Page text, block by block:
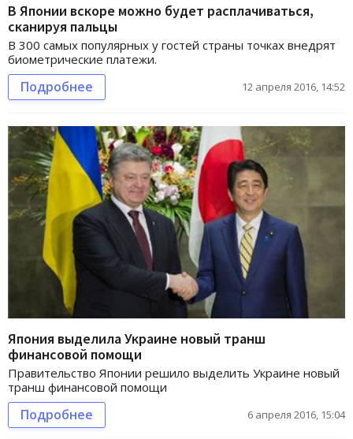
В Японии вскоре можно будет расплачиваться,
сканируя пальцы
В 300 самых популярных у гостей страны точках внедрят
биометрические платежи.
Подробнее 12 апреля 2016, 14:52
Япония выделила Украине новый транш
финансовой помощи
Правительство Японии решило выделить Украине новый
транш финансовой помощи
Подробнее 6 апреля 2016, 15:04